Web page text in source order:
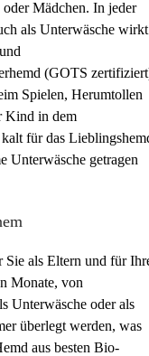
oder Mädchen. In jeder
als Unterwäsche wirkt
(GOTS
Spielen, Herumtollen
Kind in dem
für das
Unterwäsche getragen
als Eltern und für
Monate, von
Unterwäsche oder als
überlegt werden, was
aus besten Bio-